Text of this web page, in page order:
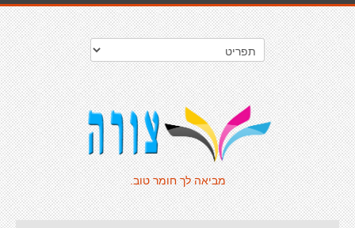
מביאה לך חומר טוב.